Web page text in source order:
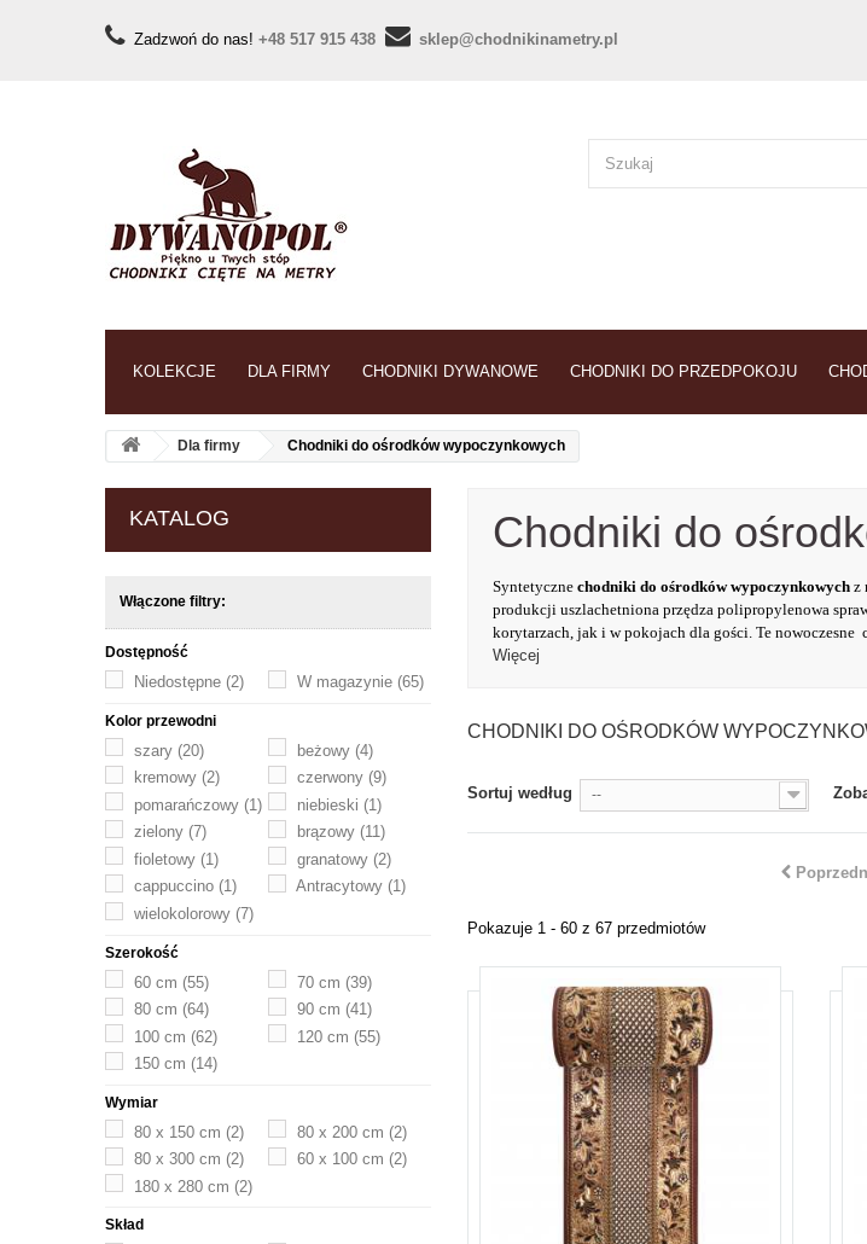
Zadzwoń do nas! +48 517 915 438 sklep@chodnikinametry.pl
KOLEKCJE DLA FIRMY CHODNIKI DYWANOWE CHODNIKI DO PRZEDPOKOJU
Dla firmy Chodniki do ośrodków wypoczynkowych
KATALOG
Włączone filtry:
Dostępność
Niedostępne (2) W magazynie (65)
Kolor przewodni
szary (20) beżowy (4)
kremowy (2) czerwony (9)
pomarańczowy (1) niebieski (1)
zielony (7) brązowy (11)
fioletowy (1) granatowy (2)
cappuccino (1) Antracytowy (1)
wielokolorowy (7)
Szerokość
60 cm (55) 70 cm (39)
80 cm (64) 90 cm (41)
100 cm (62) 120 cm (55)
150 cm (14)
Wymiar
80 x 150 cm (2) 80 x 200 cm (2)
80 x 300 cm (2) 60 x 100 cm (2)
180 x 280 cm (2)
Skład
Chodniki do
Syntetyczne chodniki do ośrodków wypoczynkowych z
produkcji uszlachetniona przędza polipropylenowa
korytarzach, jak i w pokojach dla gości. Te nowoczesne
Więcej
CHODNIKI DO OŚRODKÓW
Sortuj według --
Pokazuje 1 - 60 z 67 przedmiotów